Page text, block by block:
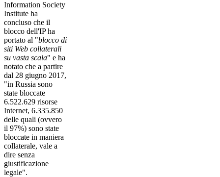
Information Society
Institute ha
concluso che il
blocco dell'IP ha
portato al "blocco di
siti Web collaterali
su vasta scala" e ha
notato che a partire
dal 28 giugno 2017,
"in Russia sono
state bloccate
6.522.629 risorse
Internet, 6.335.850
delle quali (ovvero
il 97%) sono state
bloccate in maniera
collaterale, vale a
dire senza
giustificazione
legale".